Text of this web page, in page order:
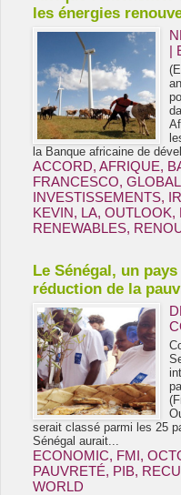
les énergies
|
la Banque africaine de
ACCORD, AFRIQUE,
FRANCESCO, GLOBAL
INVESTISSEMENTS,
KEVIN, LA, OUTLOOK,
RENEWABLES,
Le Sénégal, un
réduction de la
serait classé parmi les 25
Sénégal aurait...
ECONOMIC, FMI,
PAUVRETÉ, PIB,
WORLD